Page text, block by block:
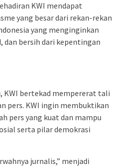
KWI mendapat
yang besar dari rekan-rekan
yang menginginkan
dan bersih dari kepentingan
KWI bertekad mempererat tali
pers. KWI ingin membuktikan
pers yang kuat dan mampu
serta pilar demokrasi
jurnalis,” menjadi